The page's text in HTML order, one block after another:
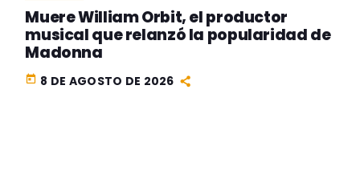
Muere William Orbit, el productor
musical que relanzó la popularidad de
Madonna
today 8 DE AGOSTO DE 2026